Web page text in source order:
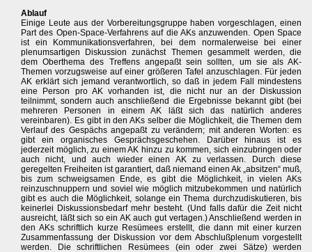
Ablauf
Einige Leute aus der Vorbereitungsgruppe haben vorgeschlagen, einen
Part des Open-Space-Verfahrens auf die AKs anzuwenden. Open Space
ist ein Kommunikationsverfahren, bei dem normalerweise bei einer
plenumsartigen Diskussion zunächst Themen gesammelt werden, die
dem Oberthema des Treffens angepaßt sein sollten, um sie als AK-
Themen vorzugsweise auf einer größeren Tafel anzuschlagen. Für jeden
AK erklärt sich jemand verantwortlich, so daß in jedem Fall mindestens
eine Person pro AK vorhanden ist, die nicht nur an der Diskussion
teilnimmt, sondern auch anschließend die Ergebnisse bekannt gibt (bei
mehreren Personen in einem AK läßt sich das natürlich anderes
vereinbaren). Es gibt in den AKs selber die Möglichkeit, die Themen dem
Verlauf des Gespächs angepaßt zu verändern; mit anderen Worten: es
gibt ein organisches Gesprächsgeschehen. Darüber hinaus ist es
jederzeit möglich, zu einem AK hinzu zu kommen, sich einzubringen oder
auch nicht, und auch wieder einen AK zu verlassen. Durch diese
geregelten Freiheiten ist garantiert, daß niemand einen Ak „absitzen“ muß,
bis zum schweigsamen Ende, es gibt die Möglichkeit, in vielen AKs
reinzuschnuppern und soviel wie möglich mitzubekommen und natürlich
gibt es auch die Möglichkeit, solange ein Thema durchzudiskutieren, bis
keinerlei Diskussionsbedarf mehr besteht. (Und falls dafür die Zeit nicht
ausreicht, läßt sich so ein AK auch gut vertagen.) Anschließend werden in
den AKs schriftlich kurze Resümees erstellt, die dann mit einer kurzen
Zusammenfassung der Diskussion vor dem Abschlußplenum vorgestellt
werden. Die schriftlichen Resümees (ein oder zwei Sätze) werden